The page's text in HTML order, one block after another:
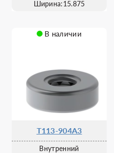
Ширина:15.875
В наличии
T113-904A3
Внутренний